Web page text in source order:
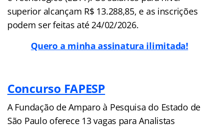
superior alcançam R$ 13.288,85, e as inscrições
podem ser feitas até 24/02/2026.
Quero a minha assinatura ilimitada!
Concurso FAPESP
A Fundação de Amparo à Pesquisa do Estado de
São Paulo oferece 13 vagas para Analistas